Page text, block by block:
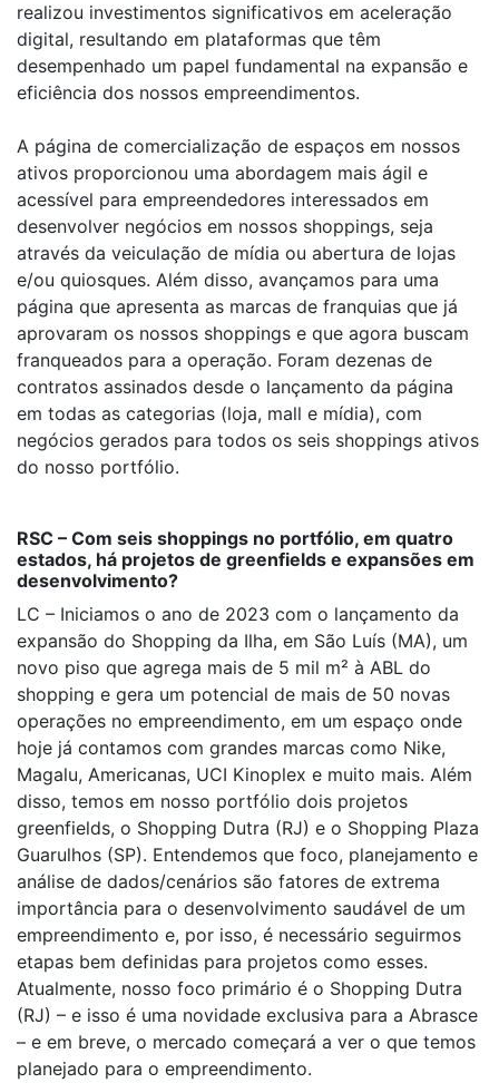
realizou investimentos significativos em aceleração
digital, resultando em plataformas que têm
desempenhado um papel fundamental na expansão e
eficiência dos nossos empreendimentos.
A página de comercialização de espaços em nossos
ativos proporcionou uma abordagem mais ágil e
acessível para empreendedores interessados em
desenvolver negócios em nossos shoppings, seja
através da veiculação de mídia ou abertura de lojas
e/ou quiosques. Além disso, avançamos para uma
página que apresenta as marcas de franquias que já
aprovaram os nossos shoppings e que agora buscam
franqueados para a operação. Foram dezenas de
contratos assinados desde o lançamento da página
em todas as categorias (loja, mall e mídia), com
negócios gerados para todos os seis shoppings ativos
do nosso portfólio.
RSC – Com seis shoppings no portfólio, em quatro
estados, há projetos de greenfields e expansões em
desenvolvimento?
LC – Iniciamos o ano de 2023 com o lançamento da
expansão do Shopping da Ilha, em São Luís (MA), um
novo piso que agrega mais de 5 mil m² à ABL do
shopping e gera um potencial de mais de 50 novas
operações no empreendimento, em um espaço onde
hoje já contamos com grandes marcas como Nike,
Magalu, Americanas, UCI Kinoplex e muito mais. Além
disso, temos em nosso portfólio dois projetos
greenfields, o Shopping Dutra (RJ) e o Shopping Plaza
Guarulhos (SP). Entendemos que foco, planejamento e
análise de dados/cenários são fatores de extrema
importância para o desenvolvimento saudável de um
empreendimento e, por isso, é necessário seguirmos
etapas bem definidas para projetos como esses.
Atualmente, nosso foco primário é o Shopping Dutra
(RJ) – e isso é uma novidade exclusiva para a Abrasce
– e em breve, o mercado começará a ver o que temos
planejado para o empreendimento.